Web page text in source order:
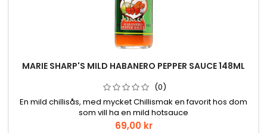
MARIE SHARP'S MILD HABANERO PEPPER SAUCE 148ML
(0)
En mild chillisås, med mycket Chillismak en favorit hos dom
som vill ha en mild hotsauce
Pris
69,00 kr